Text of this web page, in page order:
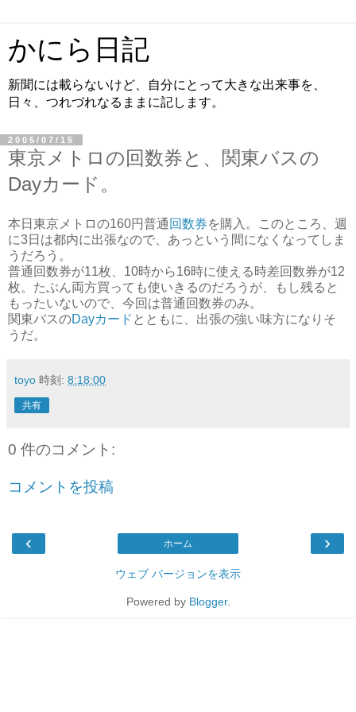
かにら日記
新聞には載らないけど、自分にとって大きな出来事を、
日々、つれづれなるままに記します。
2005/07/15
東京メトロの回数券と、関東バスの
Dayカード。
本日東京メトロの160円普通 回数券を購入。このところ、週
に3日は都内に出張なので、あっという間になくなってしま
うだろう。
普通回数券が11枚、10時から16時に使える時差回数券が12
枚。たぶん両方買っても使いきるのだろうが、もし残ると
もったいないので、今回は普通回数券のみ。
関東バスのDayカード とともに、出張の強い味方になりそ
うだ。
toyo 時刻: 8:18:00
共有
0 件のコメント:
コメントを投稿
‹ ›
ホーム
ウェブ バージョンを表示
Powered by Blogger.